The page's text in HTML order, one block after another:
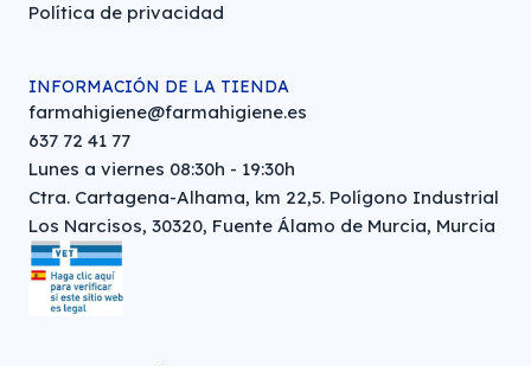
Política de privacidad
INFORMACIÓN DE LA TIENDA
farmahigiene@farmahigiene.es
637 72 41 77
Lunes a viernes 08:30h - 19:30h
Ctra. Cartagena-Alhama, km 22,5. Polígono Industrial
Los Narcisos, 30320, Fuente Álamo de Murcia, Murcia